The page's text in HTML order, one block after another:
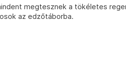
megtesznek a tökéletes
az edzőtáborba.